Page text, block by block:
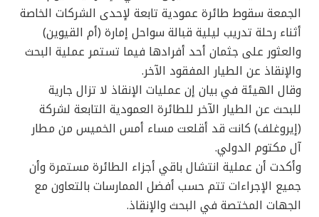
الجمعة سقوط طائرة عمودية تابعة لإحدى الشركات الخاصة
أثناء رحلة تدريب ليلية قبالة سواحل إمارة (أم القيوين)
والعثور على جثمان أحد أفرادها فيما تستمر عملية البحث
والإنقاذ عن الطيار المفقود الآخر.
وقال الهيئة في بيان إن عمليات الإنقاذ لا تزال جارية
للبحث عن الطيار الآخر للطائرة العمودية التابعة لشركة
(إيروغلف) كانت قد أقلعت مساء أمس الخميس من مطار
آل مكتوم الدولي.
وأكدت أن عملية انتشال باقي أجزاء الطائرة مستمرة وأن
جميع الإجراءات تتم حسب أفضل الممارسات بالتعاون مع
الجهات المختصة في البحث والإنقاذ.